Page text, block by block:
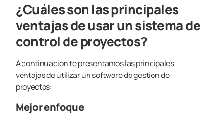
¿Cuáles son las principales
ventajas de usar un sistema de
control de proyectos?
A continuación te presentamos las principales
ventajas de utilizar un software de gestión de
proyectos:
Mejor enfoque